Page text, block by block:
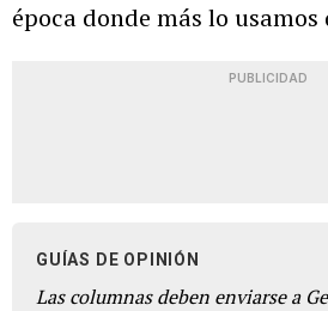
época donde más lo
PUBLICIDAD
GUÍAS DE OPINIÓN
Las columnas deben enviarse a